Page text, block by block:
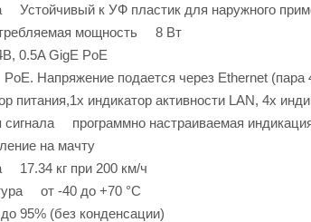
Устойчивый к УФ пластик для наружного
мощность 8 Вт
0.5A GigE PoE
Напряжение подается через Ethernet (пара
индикатор активности LAN, 4x
сигнала программно настраиваемая
на мачту
17.34 кг при 200 км/ч
от -40 до +70 °С
95% (без конденсации)